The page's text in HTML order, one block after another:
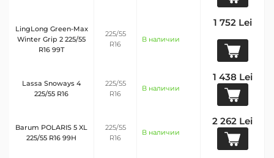
LingLong Green-Max
Winter Grip 2 225/55
R16 99T
225/55
R16
В наличии
1 752 Lei
Lassa Snoways 4
225/55 R16
225/55
R16
В наличии
1 438 Lei
Barum POLARIS 5 XL
225/55 R16 99Н
225/55
R16
В наличии
2 262 Lei